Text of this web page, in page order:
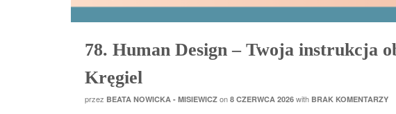
78. Human Design – Twoja instrukcja
Kręgiel
przez BEATA NOWICKA - MISIEWICZ on 8 CZERWCA 2026 with BRAK KOMENTARZY